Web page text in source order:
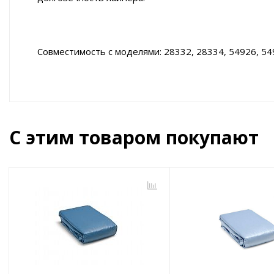
Совместимость с моделями: 28332, 28334, 54926,
С этим товаром покупают